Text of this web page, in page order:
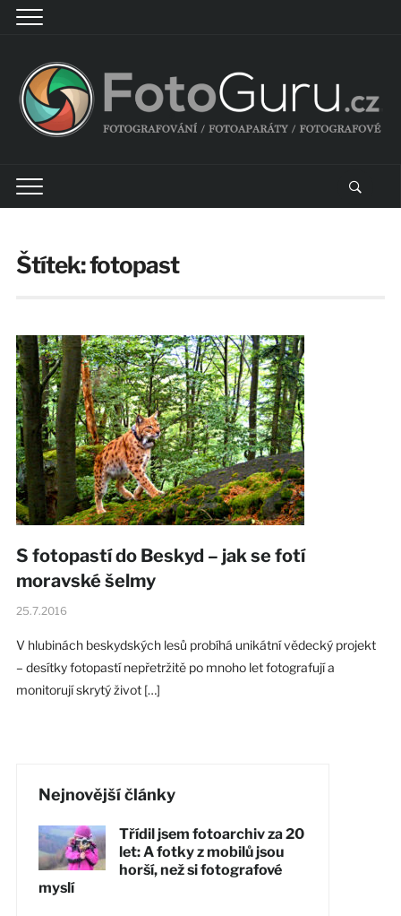
Štítek:fotopast
S fotopastí do Beskyd – jak se fotí
moravské šelmy
25.7.2016
V hlubinách beskydských lesů probíhá unikátní vědecký projekt
– desítky fotopastí nepřetržitě po mnoho let fotografují a
monitorují skrytý život […]
Nejnovější články
Třídil jsem fotoarchiv za 20
let: A fotky z mobilů jsou
horší, než si fotografové
myslí